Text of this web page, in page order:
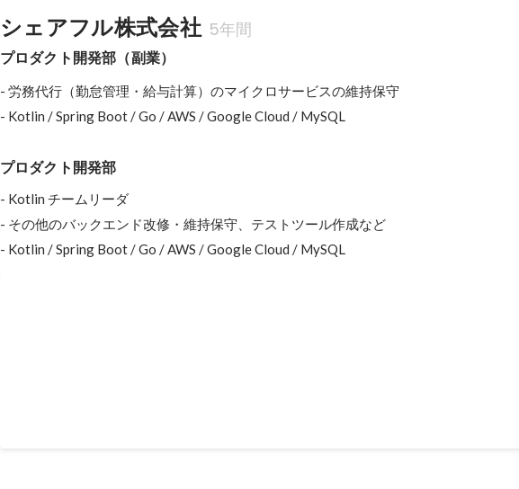
シェアフル株式会社 5年間
プロダクト開発部（副業）
- 労務代行（勤怠管理・給与計算）のマイクロサービスの維持保守
- Kotlin / Spring Boot / Go / AWS / Google Cloud / MySQL
プロダクト開発部
- Kotlin チームリーダ
- その他のバックエンド改修・維持保守、テストツール作成など
- Kotlin / Spring Boot / Go / AWS / Google Cloud / MySQL